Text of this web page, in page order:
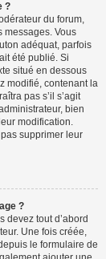
?
du forum,
messages. Vous
adéquat, parfois
été publié. Si
situé en dessous
modifié, contenant la
pas s’il s’agit
bien
modification.
supprimer leur
?
devez tout d’abord
Une fois créée,
le formulaire de